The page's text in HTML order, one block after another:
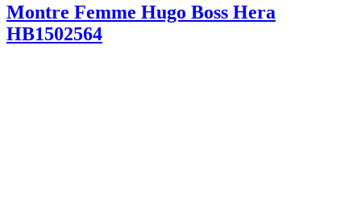
Montre Femme Hugo Boss Hera
HB1502564